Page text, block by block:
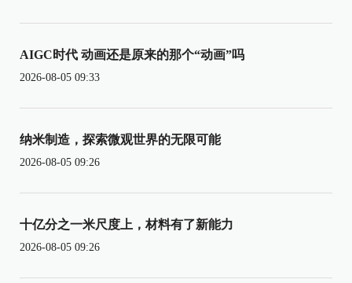
AIGC时代 动画还是原来的那个“动画”吗
2026-08-05 09:33
纳米制造，探索微观世界的无限可能
2026-08-05 09:26
十亿分之一米尺度上，材料有了新能力
2026-08-05 09:26